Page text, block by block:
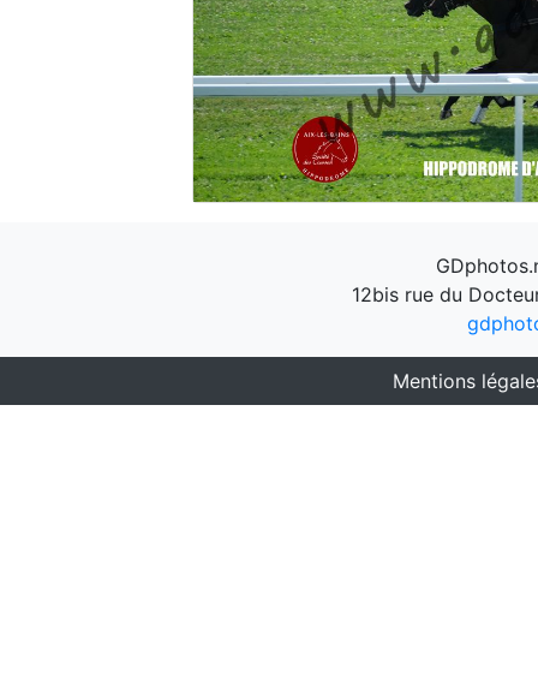
12bis rue du
Mentions